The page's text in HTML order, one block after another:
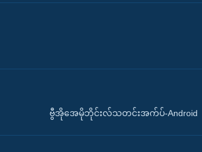
ဗွီအိုအေမိုဘိုင်းလ်သတင်းအက်ပ်-Android